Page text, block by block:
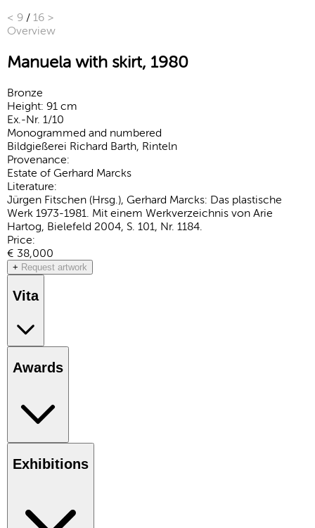
< 9 / 16 >
Overview
Manuela with skirt, 1980
Bronze
Height: 91 cm
Ex.-Nr. 1/10
Monogrammed and numbered
Bildgießerei Richard Barth, Rinteln
Provenance:
Estate of Gerhard Marcks
Literature:
Jürgen Fitschen (Hrsg.), Gerhard Marcks: Das plastische
Werk 1973-1981. Mit einem Werkverzeichnis von Arie
Hartog, Bielefeld 2004, S. 101, Nr. 1184.
Price:
€ 38,000
+ Request artwork
Vita
Awards
Exhibitions